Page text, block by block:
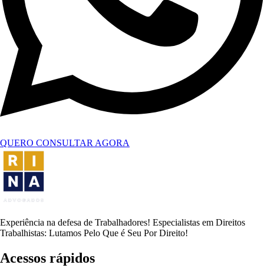
QUERO CONSULTAR AGORA
Experiência na defesa de Trabalhadores! Especialistas em Direitos
Trabalhistas: Lutamos Pelo Que é Seu Por Direito!
Acessos rápidos